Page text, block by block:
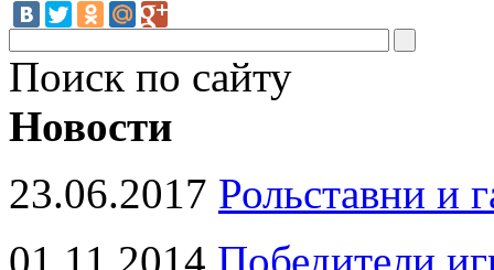
Поиск по сайту
Новости
23.06.2017 Рольставни и
01.11.2014 Победители